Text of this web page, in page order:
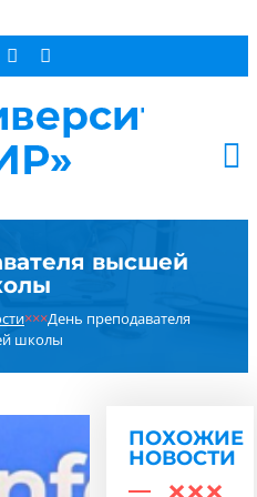
высшей
×××День преподавателя
школы
ПОХОЖИЕ
НОВОСТИ